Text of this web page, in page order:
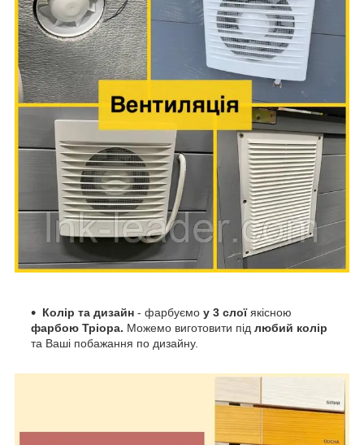
Колір та дизайн - фарбуємо у 3 слоїякісною
фарбою Тріора. Можемо виготовити під любий колір
та Ваші побажання по дизайну.